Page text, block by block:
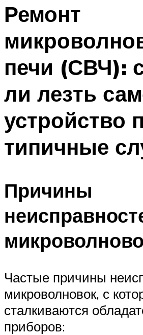
Ремонт
печи (СВЧ):
ли лезть
устройство
типичные
Причины
Частые причины
микроволновок, с
сталкиваются
приборов: